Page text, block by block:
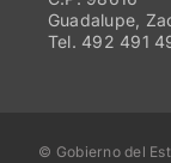
Guadalupe,
Tel. 492 491
© Gobierno del